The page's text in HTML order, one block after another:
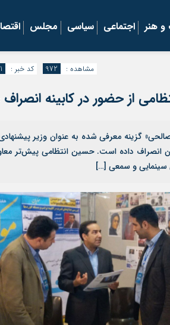
هنر اجتماعی سیاسی مجلس
کد خبر : مشاهده : 972
از حضور در کابینه انصراف
گزینه معرفی شده به عنوان وزیر
انصراف داده است. حسین انتظامی پیش‌تر
سینمایی و سمعی […]